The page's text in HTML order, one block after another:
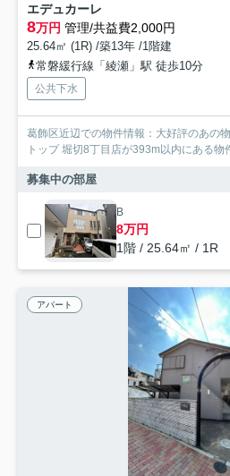
エデュカーレ
8万円 管理/共益費2,000円
25.64㎡ (1R) /築13年 /1階建
常磐緩行線「綾瀬」駅 徒歩10分
公共下水
葛飾区近辺での物件情報：大好評のあの
トップ 堀切8丁目店が393m以内にある物
募集中の部屋
B
8万円
1階 / 25.64㎡ / 1R
アパート